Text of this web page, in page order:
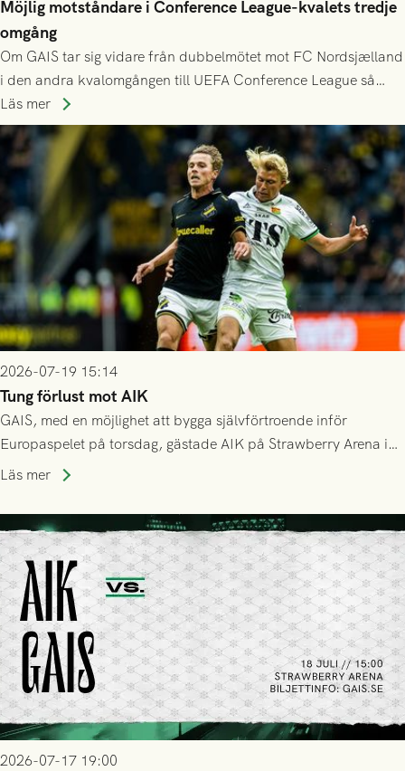
Möjlig motståndare i Conference League-kvalets tredje
omgång
Om GAIS tar sig vidare från dubbelmötet mot FC Nordsjælland
i den andra kvalomgången till UEFA Conference League så
spelas den tredje kvalomgången kort därpå. Motståndare blir
då vinnaren i mötet mellan isländska Valur och HŠK Zrinjski
Mostar från Bosnien och Hercegovina.
Läs mer
2026-07-19 15:14
Tung förlust mot AIK
GAIS, med en möjlighet att bygga självförtroende inför
Europaspelet på torsdag, gästade AIK på Strawberry Arena i
Stockholm . Men trots konstant hotande i första halvlek av
lyckades få in 2-0.
Läs mer
2026-07-17 19:00